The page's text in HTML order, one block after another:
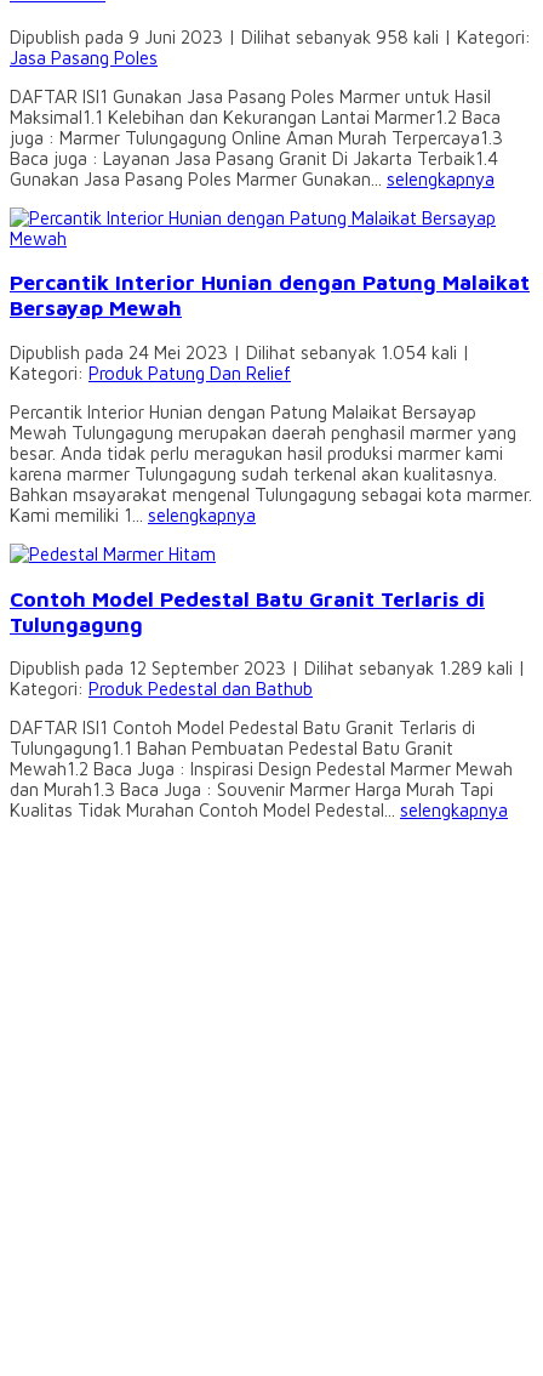
Dipublish pada 9 Juni 2023 | Dilihat sebanyak 958 kali | Kategori:
Jasa Pasang Poles
DAFTAR ISI1 Gunakan Jasa Pasang Poles Marmer untuk Hasil
Maksimal1.1 Kelebihan dan Kekurangan Lantai Marmer1.2 Baca
juga : Marmer Tulungagung Online Aman Murah Terpercaya1.3
Baca juga : Layanan Jasa Pasang Granit Di Jakarta Terbaik1.4
Gunakan Jasa Pasang Poles Marmer Gunakan... selengkapnya
Percantik Interior Hunian dengan Patung Malaikat
Bersayap Mewah
Dipublish pada 24 Mei 2023 | Dilihat sebanyak 1.054 kali |
Kategori: Produk Patung Dan Relief
Percantik Interior Hunian dengan Patung Malaikat Bersayap
Mewah Tulungagung merupakan daerah penghasil marmer yang
besar. Anda tidak perlu meragukan hasil produksi marmer kami
karena marmer Tulungagung sudah terkenal akan kualitasnya.
Bahkan msayarakat mengenal Tulungagung sebagai kota marmer.
Kami memiliki 1... selengkapnya
Contoh Model Pedestal Batu Granit Terlaris di
Tulungagung
Dipublish pada 12 September 2023 | Dilihat sebanyak 1.289 kali |
Kategori: Produk Pedestal dan Bathub
DAFTAR ISI1 Contoh Model Pedestal Batu Granit Terlaris di
Tulungagung1.1 Bahan Pembuatan Pedestal Batu Granit
Mewah1.2 Baca Juga : Inspirasi Design Pedestal Marmer Mewah
dan Murah1.3 Baca Juga : Souvenir Marmer Harga Murah Tapi
Kualitas Tidak Murahan Contoh Model Pedestal... selengkapnya